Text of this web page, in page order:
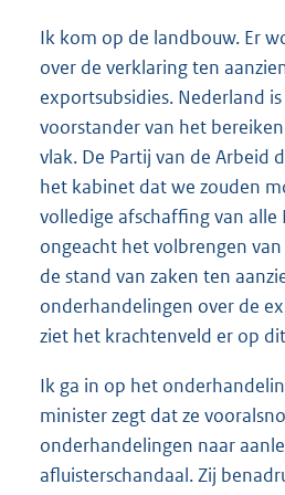
Ik kom op de landbouw. Er
over de verklaring ten
exportsubsidies. Nederland
voorstander van het
vlak. De Partij van de Arbeid
het kabinet dat we zouden
volledige afschaffing van alle
ongeacht het volbrengen
de stand van zaken ten
onderhandelingen over de
ziet het krachtenveld er op
Ik ga in op het
minister zegt dat ze
onderhandelingen naar
afluisterschandaal. Zij